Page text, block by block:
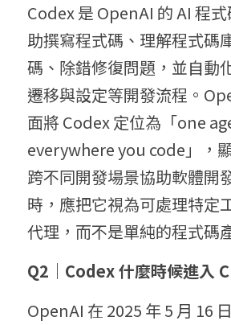
Codex 是 OpenAI 的 AI 程
助撰寫程式碼、理解程式碼
碼、除錯修復問題，並自動
遷移與設定等開發流程。
面將 Codex 定位為「one
everywhere you code」，
跨不同開發場景協助軟體開
時，應把它視為可處理特定
代理，而不是單純的程式碼
Q2｜Codex 什麼時候進入
OpenAI 在 2025 年 5 月 16